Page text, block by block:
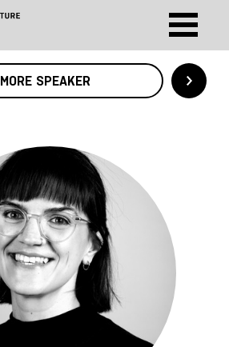
MORE SPEAKER